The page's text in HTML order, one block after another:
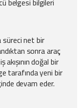
belgesi bilgileri
süreci net bir
sonra araç
doğal bir
tarafında yeni bir
devam eder.